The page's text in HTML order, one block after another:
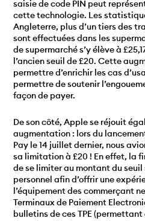
saisie de code PIN peut
cette technologie. Les
Angleterre, plus d’un tiers des
sont effectuées dans les
de supermarché s’y élève à
l’ancien seuil de £20. Cette
permettre d’enrichir les cas
permettre de soutenir
façon de payer.
De son côté, Apple se réjouit
augmentation : lors du
Pay le 14 juillet dernier, nous
sa limitation à £20 ! En effet, la
de se limiter au montant du
personnel afin d’offrir une
l’équipement des commerçant
Terminaux de Paiement
bulletins de ces TPE